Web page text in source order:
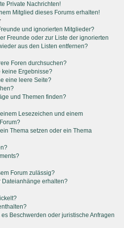
Private Nachrichten!
Mitglied dieses Forums erhalten!
und ignorierten Mitglieder?
Freunde oder zur Liste der ignorierten
aus den Listen entfernen?
Foren durchsuchen?
keine Ergebnisse?
eine leere Seite?
und Themen finden?
Lesezeichen und einem
Thema setzen oder ein Thema
Forum zulässig?
Dateianhänge erhalten?
Beschwerden oder juristische Anfragen